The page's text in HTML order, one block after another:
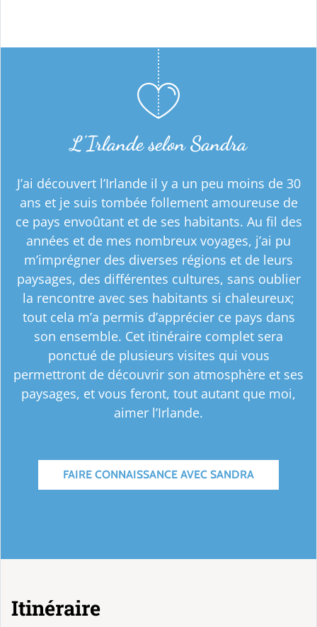
L'Irlande selon Sandra
J’ai découvert l’Irlande il y a un peu moins de 30
ans et je suis tombée follement amoureuse de
ce pays envoûtant et de ses habitants. Au fil des
années et de mes nombreux voyages, j’ai pu
m’imprégner des diverses régions et de leurs
paysages, des différentes cultures, sans oublier
la rencontre avec ses habitants si chaleureux;
tout cela m’a permis d’apprécier ce pays dans
son ensemble. Cet itinéraire complet sera
ponctué de plusieurs visites qui vous
permettront de découvrir son atmosphère et ses
paysages, et vous feront, tout autant que moi,
aimer l’Irlande.
FAIRE CONNAISSANCE AVEC SANDRA
Itinéraire